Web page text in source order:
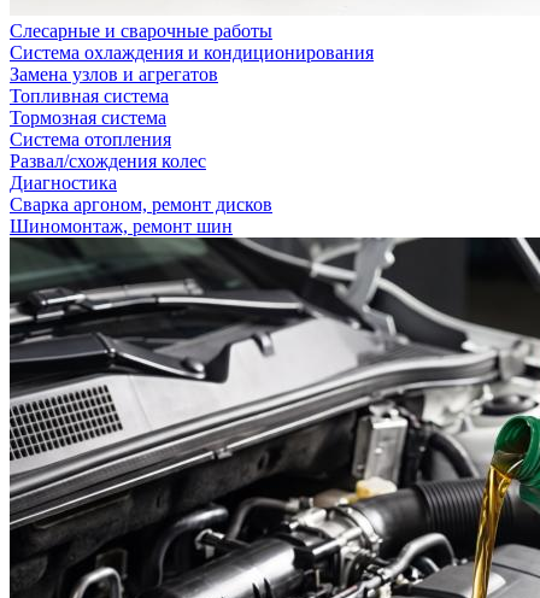
Слесарные и сварочные работы
Система охлаждения и кондиционирования
Замена узлов и агрегатов
Топливная система
Тормозная система
Система отопления
Развал/схождения колес
Диагностика
Сварка аргоном, ремонт дисков
Шиномонтаж, ремонт шин